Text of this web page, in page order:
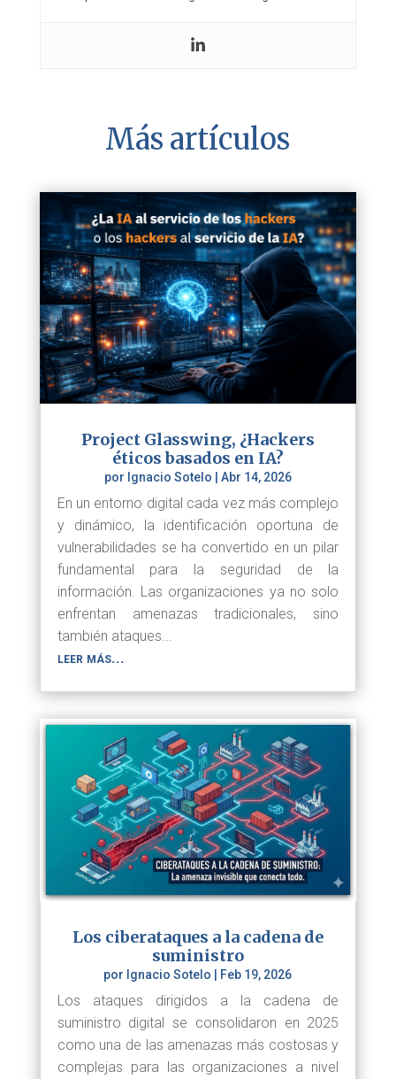
Más artículos
Project Glasswing, ¿Hackers
éticos basados en IA?
por Ignacio Sotelo Abr 14, 2026
En un entorno digital cada vez más complejo
y dinámico, la identificación oportuna de
vulnerabilidades se ha convertido en un pilar
fundamental para la seguridad de la
información. Las organizaciones ya no solo
enfrentan amenazas tradicionales, sino
también ataques...
leer más...
Los ciberataques a la cadena de
suministro
por Ignacio Sotelo Feb 19, 2026
Los ataques dirigidos a la cadena de
suministro digital se consolidaron en 2025
como una de las amenazas más costosas y
complejas para las organizaciones a nivel